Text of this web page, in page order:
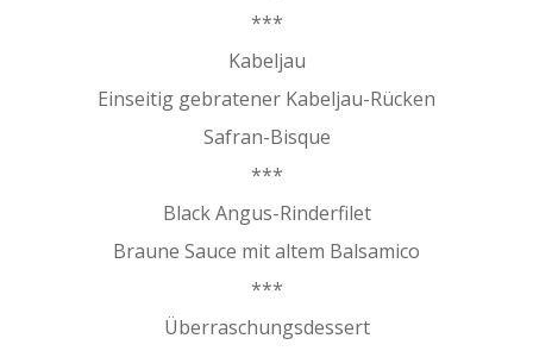
***
Kabeljau
Einseitig gebratener Kabeljau-Rücken
Safran-Bisque
***
Black Angus-Rinderfilet
Braune Sauce mit altem Balsamico
***
Überraschungsdessert